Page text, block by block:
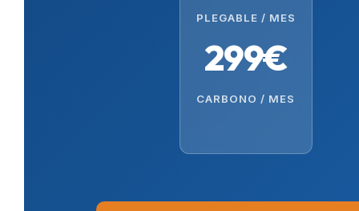
PLEGABLE / MES
299€
CARBONO / MES